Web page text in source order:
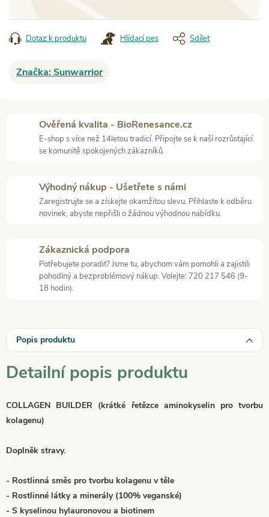
Dotaz k produktu Hlídací pes Sdílet
Značka:Sunwarrior
Ověřená kvalita - BioRenesance.cz
E-shop s více než 14letou tradicí. Připojte se k naší rozrůstající
se komunitě spokojených zákazníků.
Výhodný nákup - Ušetřete s námi
Zaregistrujte se a získejte okamžitou slevu. Přihlaste k odběru
novinek, abyste nepřišli o žádnou výhodnou nabídku.
Zákaznická podpora
Potřebujete poradit? Jsme tu, abychom vám pomohli a zajistili
pohodlný a bezproblémový nákup. Volejte: 720 217 546 (9-
18 hodin).
Popis produktu
Detailní popis produktu
COLLAGEN BUILDER (krátké řetězce aminokyselin pro tvorbu
kolagenu)
Doplněk stravy.
- Rostlinná směs pro tvorbu kolagenu v těle
- Rostlinné látky a minerály (100% veganské)
- S kyselinou hylauronovou a biotinem